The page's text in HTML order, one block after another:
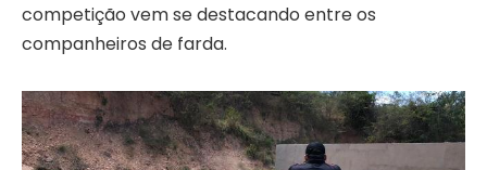
competição vem se destacando entre os
companheiros de farda.